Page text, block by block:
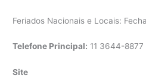
Feriados Nacionais e Locais:
Telefone Principal: 11 3644-8877
Site